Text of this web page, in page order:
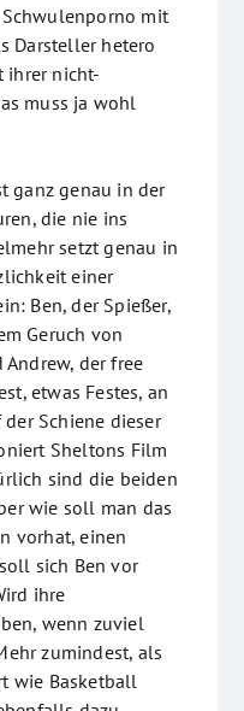
mit
Darsteller hetero
ihrer nicht-
muss ja wohl
ganz genau in der
die nie ins
setzt genau in
einer
Ben, der Spießer,
Geruch von
der free
etwas Festes, an
Schiene dieser
Sheltons Film
sind die beiden
wie soll man das
vorhat, einen
sich Ben vor
ihre
wenn zuviel
zumindest, als
wie Basketball